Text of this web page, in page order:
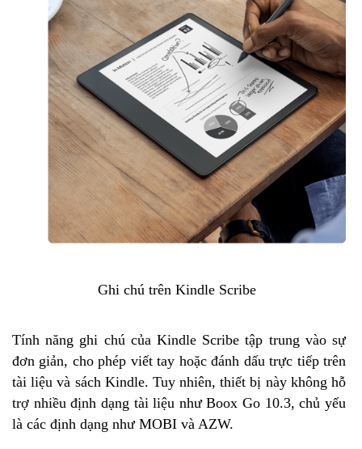
Ghi chú trên Kindle Scribe
Tính năng ghi chú của Kindle Scribe tập trung vào sự
đơn giản, cho phép viết tay hoặc đánh dấu trực tiếp trên
tài liệu và sách Kindle. Tuy nhiên, thiết bị này không hỗ
trợ nhiều định dạng tài liệu như Boox Go 10.3, chủ yếu
là các định dạng như MOBI và AZW.